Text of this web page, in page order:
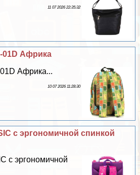
11 07 2026 22:35:32
01D Африка
Африка...
10 07 2026 11:28:30
с эргономичной спинкой
с эргономичной